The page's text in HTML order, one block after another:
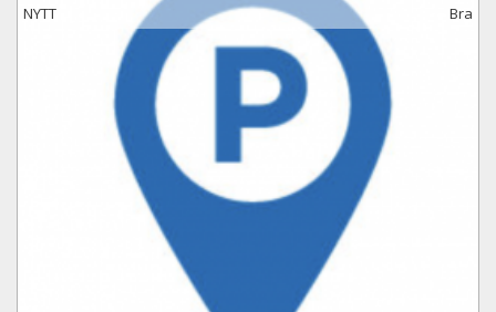
NYTT Bra